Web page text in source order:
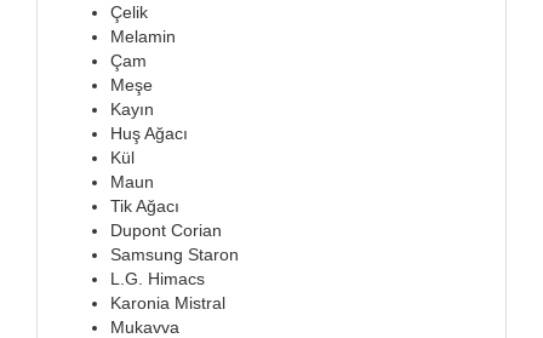
Çelik
Melamin
Çam
Meşe
Kayın
Huş Ağacı
Kül
Maun
Tik Ağacı
Dupont Corian
Samsung Staron
L.G. Himacs
Karonia Mistral
Mukavva